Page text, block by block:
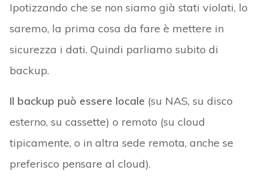
Ipotizzando che se non siamo già stati violati, lo
saremo, la prima cosa da fare è mettere in
sicurezza i dati. Quindi parliamo subito di
backup.
Il backup può essere locale (su NAS, su disco
esterno, su cassette) o remoto (su cloud
tipicamente, o in altra sede remota, anche se
preferisco pensare al cloud).